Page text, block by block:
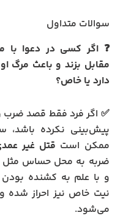
سوالات متداول
❓ اگر کسی در دعوا
مقابل بزند و باعث مرگ
دارد یا خاص؟
✅ اگر فرد فقط قصد ضرب
پیش‌بینی نکرده باشد،
ممکن است قتل غیر
ضربه به محل حساس مثل
و با علم به کشنده
نیت خاص نیز احراز شده و
می‌شود.